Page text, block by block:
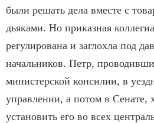
были решать дела вместе с
дьяками. Но приказная
регулирована и заглохла под
начальников. Петр,
министерской консилии, в
управлении, а потом в Сенате,
установить его во всех